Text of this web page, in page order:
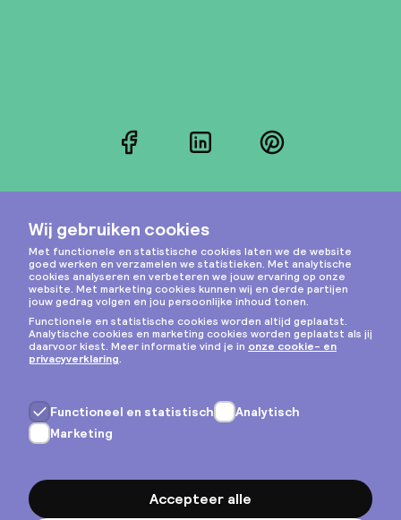
FacebookLinkedInPinterest
Instagram
Privacy & cookies
Algemene voorwaarden